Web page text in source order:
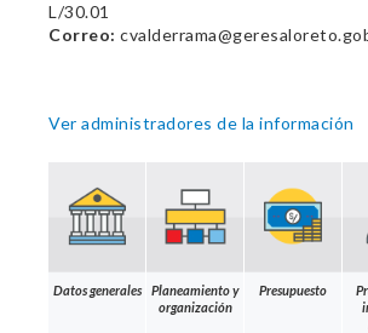
L/30.01
Correo:
Ver administradores de la información
Datos generales
Planeamiento y
organización
Presupuesto